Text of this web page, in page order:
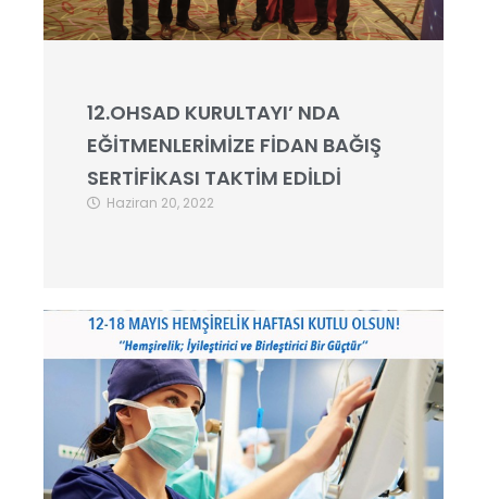
12.OHSAD KURULTAYI’ NDA
EĞİTMENLERİMİZE FİDAN BAĞIŞ
SERTİFİKASI TAKTİM EDİLDİ
Haziran 20, 2022